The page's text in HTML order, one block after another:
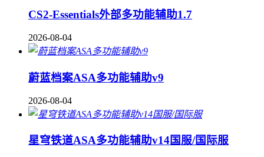
CS2-Essentials外部多功能辅助1.7
2026-08-04
蔚蓝档案ASA多功能辅助v9
2026-08-04
星穹铁道ASA多功能辅助v14国服/国际服